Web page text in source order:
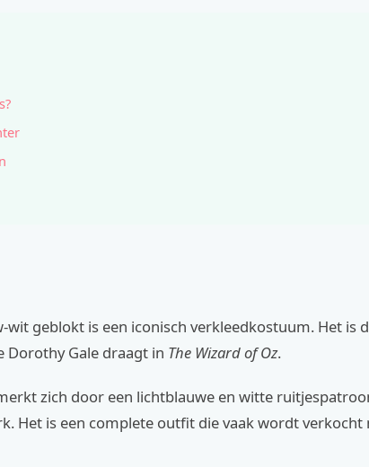
wit geblokt is een iconisch verkleedkostuum. Het is
Dorothy Gale draagt in The Wizard of Oz.
zich door een lichtblauwe en witte
Het is een complete outfit die vaak wordt verkocht